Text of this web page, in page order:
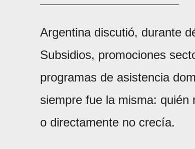
Argentina discutió, durante
Subsidios, promociones
programas de asistencia
siempre fue la misma:
o directamente no crecía.